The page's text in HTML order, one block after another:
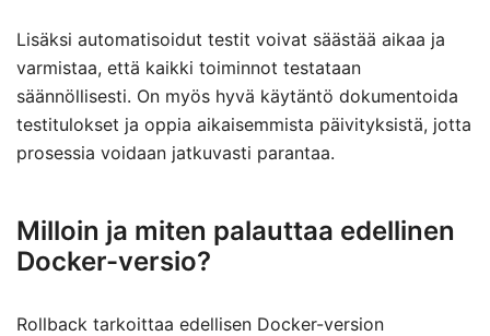
Lisäksi automatisoidut testit voivat säästää aikaa ja
varmistaa, että kaikki toiminnot testataan
säännöllisesti. On myös hyvä käytäntö dokumentoida
testitulokset ja oppia aikaisemmista päivityksistä, jotta
prosessia voidaan jatkuvasti parantaa.
Milloin ja miten palauttaa edellinen
Docker-versio?
Rollback tarkoittaa edellisen Docker-version